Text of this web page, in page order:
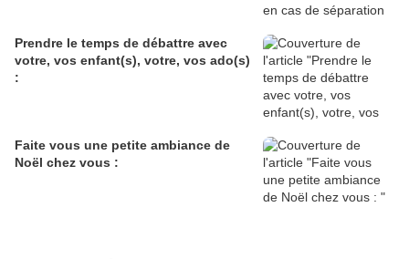
Prendre le temps de débattre avec
votre, vos enfant(s), votre, vos ado(s)
:
Faite vous une petite ambiance de
Noël chez vous :